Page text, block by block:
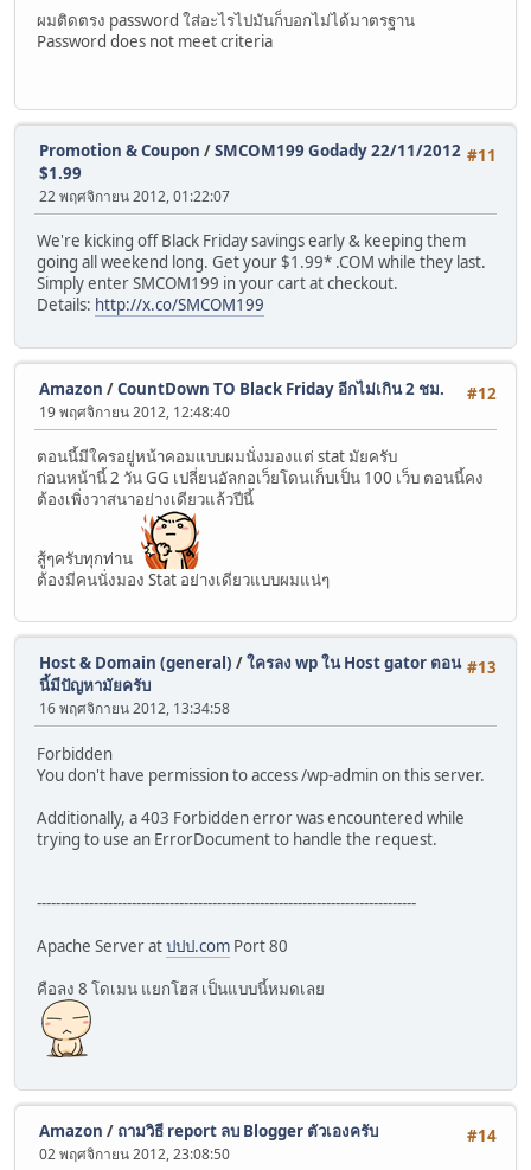
ผมติดตรง password ใส่อะไรไปมันก็บอกไม่ได้มาตรฐาน
Password does not meet criteria
#11
Promotion & Coupon /SMCOM199 Godady 22/11/2012
$1.99
22 พฤศจิกายน 2012, 01:22:07
We're kicking off Black Friday savings early & keeping them
going all weekend long. Get your $1.99* .COM while they last.
Simply enter SMCOM199 in your cart at checkout.
Details: http://x.co/SMCOM199
#12
Amazon /CountDown TO Black Friday อีกไม่เกิน 2 ชม.
19 พฤศจิกายน 2012, 12:48:40
ตอนนี้มีใครอยู่หน้าคอมแบบผมนั่งมองแต่ stat มัยครับ
ก่อนหน้านี้ 2 วัน GG เปลี่ยนอัลกอเว็ยโดนเก็บเป็น 100 เว็บ ตอนนี้คง
ต้องเพิ่งวาสนาอย่างเดียวแล้วปีนี้
สู้ๆครับทุกท่าน
ต้องมีคนนั่งมอง Stat อย่างเดียวแบบผมแน่ๆ
#13
Host & Domain (general) /ใครลง wp ใน Host gator ตอน
นี้มีปัญหามัยครับ
16 พฤศจิกายน 2012, 13:34:58
Forbidden
You don't have permission to access /wp-admin on this server.
Additionally, a 403 Forbidden error was encountered while
trying to use an ErrorDocument to handle the request.
--------------------------------------------------------------------------------
Apache Server atปปป.com Port 80
คือลง 8 โดเมน แยกโฮส เป็นแบบนี้หมดเลย
#14
Amazon / ถามวิธี report ลบ Blogger ตัวเองครับ
02 พฤศจิกายน 2012, 23:08:50